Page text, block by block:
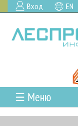
Вход EN
☰ Меню
ГЛАВНАЯ